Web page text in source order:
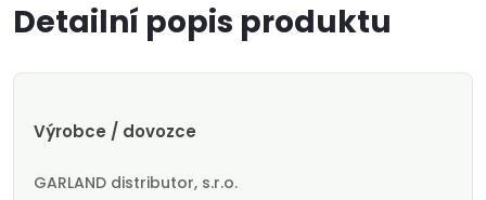
Detailní popis produktu
Výrobce / dovozce
GARLAND distributor, s.r.o.